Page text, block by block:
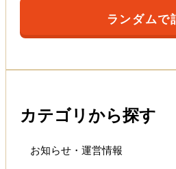
ランダムで
カテゴリから探す
お知らせ・運営情報